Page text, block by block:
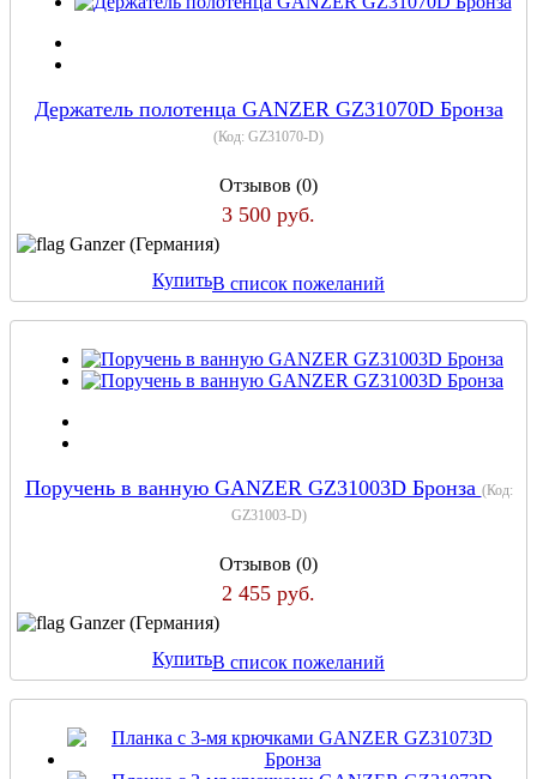
Держатель полотенца GANZER GZ31070D Бронза
(Код: GZ31070-D)
Отзывов (0)
3 500 руб.
Ganzer (Германия)
КупитьВ список пожеланий
Поручень в ванную GANZER GZ31003D Бронза (Код:
GZ31003-D)
Отзывов (0)
2 455 руб.
Ganzer (Германия)
КупитьВ список пожеланий